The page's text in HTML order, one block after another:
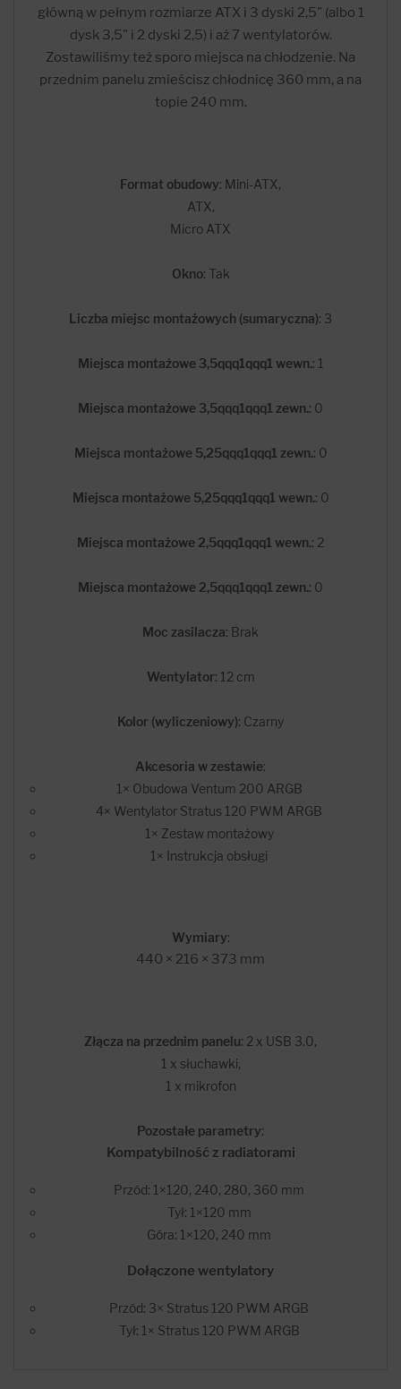
główną w pełnym rozmiarze ATX i 3 dyski 2,5" (albo 1
dysk 3,5" i 2 dyski 2,5) i aż 7 wentylatorów.
Zostawiliśmy też sporo miejsca na chłodzenie. Na
przednim panelu zmieścisz chłodnicę 360 mm, a na
topie 240 mm.
Format obudowy: Mini-ATX,
ATX,
Micro ATX
Okno: Tak
Liczba miejsc montażowych (sumaryczna): 3
Miejsca montażowe 3,5qqq1qqq1 wewn.: 1
Miejsca montażowe 3,5qqq1qqq1 zewn.: 0
Miejsca montażowe 5,25qqq1qqq1 zewn.: 0
Miejsca montażowe 5,25qqq1qqq1 wewn.: 0
Miejsca montażowe 2,5qqq1qqq1 wewn.: 2
Miejsca montażowe 2,5qqq1qqq1 zewn.: 0
Moc zasilacza: Brak
Wentylator: 12 cm
Kolor (wyliczeniowy): Czarny
Akcesoria w zestawie:
1× Obudowa Ventum 200 ARGB
4× Wentylator Stratus 120 PWM ARGB
1× Zestaw montażowy
1× Instrukcja obsługi
Wymiary:
440 × 216 × 373 mm
Złącza na przednim panelu: 2 x USB 3.0,
1 x słuchawki,
1 x mikrofon
Pozostałe parametry:
Kompatybilność z radiatorami
Przód: 1×120, 240, 280, 360 mm
Tył: 1×120 mm
Góra: 1×120, 240 mm
Dołączone wentylatory
Przód: 3× Stratus 120 PWM ARGB
Tył: 1× Stratus 120 PWM ARGB